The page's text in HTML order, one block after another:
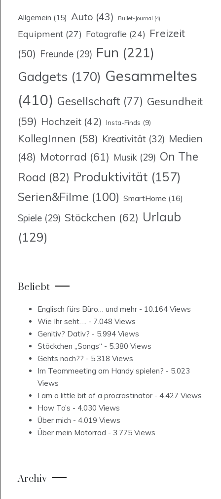
Allgemein (15) Auto (43) Bullet-Journal (4)
Equipment (27) Fotografie (24) Freizeit
(50) Freunde (29) Fun (221)
Gadgets (170) Gesammeltes
(410) Gesellschaft (77) Gesundheit
(59) Hochzeit (42) Insta-Finds (9)
KollegInnen (58) Kreativität (32) Medien
(48) Motorrad (61) Musik (29) On The
Road (82) Produktivität (157)
Serien&Filme (100) SmartHome (16)
Spiele (29) Stöckchen (62) Urlaub
(129)
Beliebt
Englisch fürs Büro… und mehr - 10.164 Views
Wie Ihr seht…. - 7.048 Views
Genitiv? Dativ? - 5.994 Views
Stöckchen „Songs“ - 5.380 Views
Gehts noch?? - 5.318 Views
Im Teammeeting am Handy spielen? - 5.023
Views
I am a little bit of a procrastinator - 4.427 Views
How To’s - 4.030 Views
Über mich - 4.019 Views
Über mein Motorrad - 3.775 Views
Archiv